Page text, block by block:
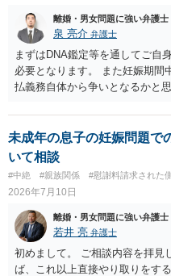
離婚・男女問題に強い弁護士
泉 亮介 弁護士
まずはDNA鑑定等を通してご自
必要となります。 また妊娠期間
払義務自体から争いとなるかと
相手に弁護士がついているとい
かは別として一度ご自身も個別
しょう。
未成年の息子の妊娠問題で
いて相談
#中絶 #親族関係 #慰謝料請求された
2026年7月10日
離婚・男女問題に強い弁護士
若井 亮 弁護士
初めまして。 ご相談内容を拝見
ば、これ以上直接やり取りをす